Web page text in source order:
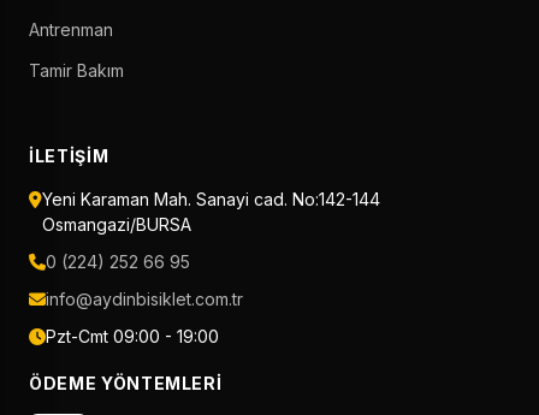
Antrenman
Tamir Bakım
İLETIŞIM
Yeni Karaman Mah. Sanayi cad. No:142-144
Osmangazi/BURSA
0 (224) 252 66 95
info@aydinbisiklet.com.tr
Pzt-Cmt 09:00 - 19:00
ÖDEME YÖNTEMLERI